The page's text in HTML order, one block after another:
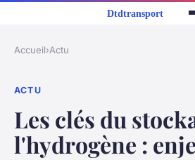
Accueil›Actu
ACTU
Les clés du
l'hydrogène :